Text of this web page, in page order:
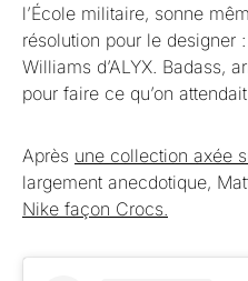
l’École militaire, sonne
résolution pour le designer
Williams d’ALYX. Badass,
pour faire ce qu’on
Après une collection axée
largement anecdotique,
Nike façon Crocs.